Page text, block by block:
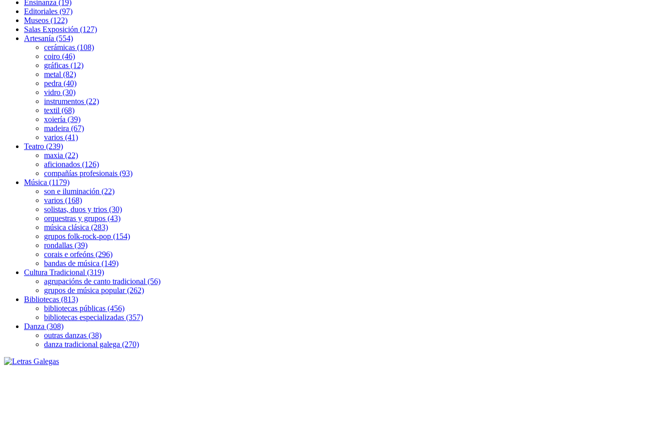
Ensinanza (19)
Editoriales (97)
Museos (122)
Salas Exposición (127)
Artesanía (554)
cerámicas (108)
coiro (46)
gráficas (12)
metal (82)
pedra (40)
vidro (30)
instrumentos (22)
textil (68)
xoiería (39)
madeira (67)
varios (41)
Teatro (239)
maxia (22)
aficionados (126)
compañías profesionais (93)
Música (1179)
son e iluminación (22)
varios (168)
solistas, duos y trios (30)
orquestras y grupos (43)
música clásica (283)
grupos folk-rock-pop (154)
rondallas (39)
corais e orfeóns (296)
bandas de música (149)
Cultura Tradicional (319)
agrupacións de canto tradicional (56)
grupos de música popular (262)
Bibliotecas (813)
bibliotecas públicas (456)
bibliotecas especializadas (357)
Danza (308)
outras danzas (38)
danza tradicional galega (270)